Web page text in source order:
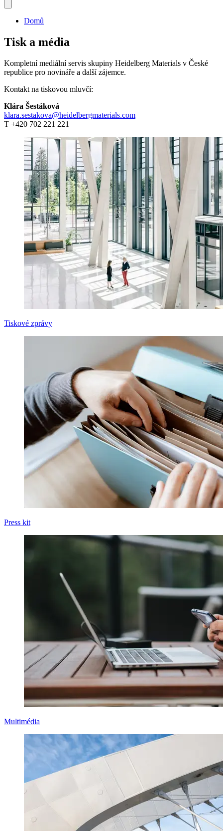
Domů
Tisk a média
Kompletní mediální servis skupiny Heidelberg Materials v České
republice pro novináře a další zájemce.
Kontakt na tiskovou mluvčí:
Klára Šestáková
klara.sestakova@heidelbergmaterials.com
T +420 702 221 221
Tiskové zprávy
Press kit
Multimédia